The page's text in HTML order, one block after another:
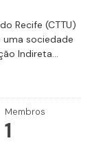
Recife (CTTU)
sociedade
Indireta...
Membros
1